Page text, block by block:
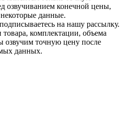
озвучиванием конечной цены,
данные.
на нашу рассылку.
комплектации, объема
озвучим точную цену после
данных.